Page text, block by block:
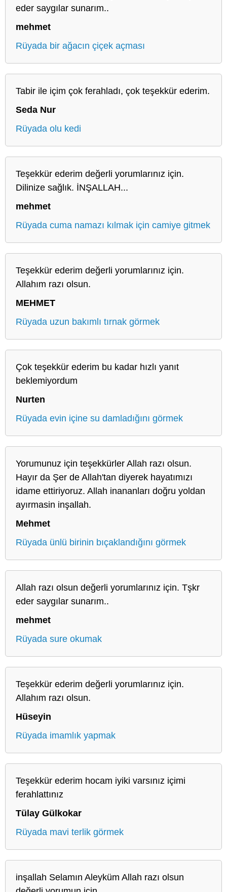
eder saygılar sunarım..
mehmet
Rüyada bir ağacın çiçek açması
Tabir ile içim çok ferahladı, çok teşekkür ederim.
Seda Nur
Rüyada olu kedi
Teşekkür ederim değerli yorumlarınız için.
Dilinize sağlık. İNŞALLAH...
mehmet
Rüyada cuma namazı kılmak için camiye gitmek
Teşekkür ederim değerli yorumlarınız için.
Allahım razı olsun.
MEHMET
Rüyada uzun bakımlı tırnak görmek
Çok teşekkür ederim bu kadar hızlı yanıt
beklemiyordum
Nurten
Rüyada evin içine su damladığını görmek
Yorumunuz için teşekkürler Allah razı olsun.
Hayır da Şer de Allah'tan diyerek hayatımızı
idame ettiriyoruz. Allah inananları doğru yoldan
ayırmasin inşallah.
Mehmet
Rüyada ünlü birinin bıçaklandığını görmek
Allah razı olsun değerli yorumlarınız için. Tşkr
eder saygılar sunarım..
mehmet
Rüyada sure okumak
Teşekkür ederim değerli yorumlarınız için.
Allahım razı olsun.
Hüseyin
Rüyada imamlık yapmak
Teşekkür ederim hocam iyiki varsınız içimi
ferahlattınız
Tülay Gülkokar
Rüyada mavi terlik görmek
inşallah Selamın Aleyküm Allah razı olsun